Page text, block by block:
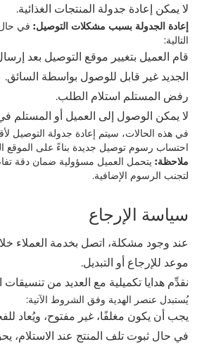
لا يمكن إعادة جدولة المنتجات الغذائية.
إعادة الجدولة بسبب مشكلات التوصيل:في حال
التالية:
قام العميل بتغيير موقع التوصيل بعد
الجديد غير قابل للوصول بواسطة السائق.
رفض المستلم استلام الطلب.
لا يمكن الوصول إلى العميل أو المستلم
في هذه الحالات، سيتم إعادة جدولة التوصيل
احتساب رسوم توصيل جديدة بناءً على الموقع
ملاحظة:يتحمل العميل مسؤولية ضمان دقة
لتجنب الرسوم الإضافية.
سياسة الإرجاع
موعد للإرجاع أو التبديل.
نقدِّم هدايا تكميلية مع العديد من تنسيقات
يُستبدل عنصر الهدية وفق الشروط الآتية:
يجب أن يكون مغلفًا، غير مفتوح، ويُعاد
في حال ثبوت تلف المنتج عند الاستلام،